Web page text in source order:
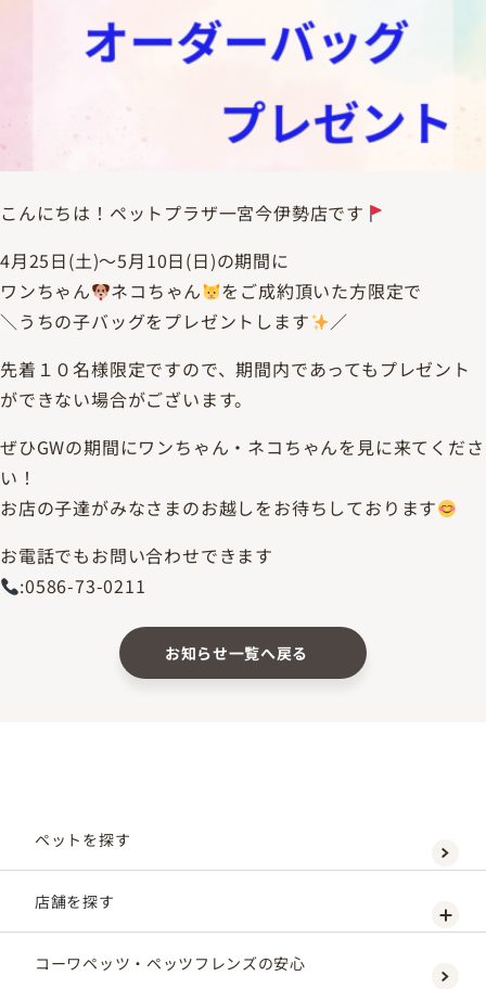
こんにちは！ペットプラザ一宮今伊勢店です
4月25日(土)～5月10日(日)の期間に
ワンちゃん
ネコちゃん
をご成約頂いた方限定で
＼うちの子バッグをプレゼントします
／
先着１０名様限定ですので、期間内であってもプレゼント
ができない場合がございます。
ぜひGWの期間にワンちゃん・ネコちゃんを見に来てくださ
い！
お店の子達がみなさまのお越しをお待ちしております
お電話でもお問い合わせできます
:0586-73-0211
お知らせ一覧へ戻る
ペットを探す
店舗を探す
コーワペッツ・ペッツフレンズの安心